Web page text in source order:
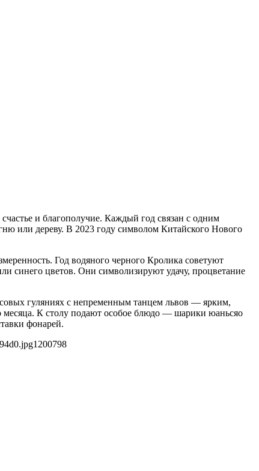
и благополучие. Каждый год связан с одним
или дереву. В 2023 году символом Китайского Нового
Год водяного черного Кролика советуют
синего цветов. Они символизируют удачу, процветание
гуляниях с непременным танцем львов — ярким,
месяца. К столу подают особое блюдо — шарики юаньсяо
фонарей.
1200798